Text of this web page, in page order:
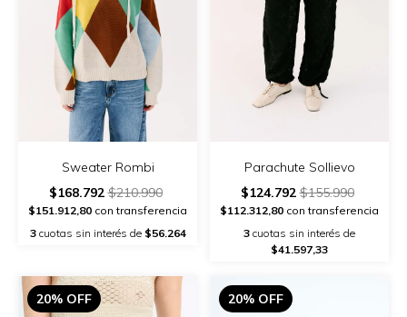
Sweater Rombi
$168.792$210.990
$151.912,80 con transferencia
3cuotas sin interés de $56.264
Parachute Sollievo
$124.792$155.990
$112.312,80 con transferencia
3 cuotas sin interés de
$41.597,33
20% OFF 20% OFF